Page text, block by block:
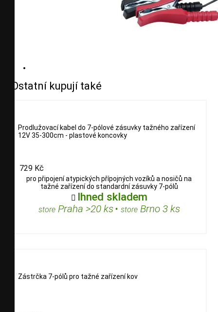
Ostatní kupují také
Prodlužovací kabel do 7-pólové zásuvky tažného zařízení
12V 35-300cm - plastové koncovky
729 Kč
pro připojení atypických přípojných vozíků a nosičů na
tažné zařízení do standardní zásuvky 7-pólů
 Ihned skladem
storePraha >20 ks• storeBrno 3 ks
Zástrčka 7-pólů pro tažné zařízení kov